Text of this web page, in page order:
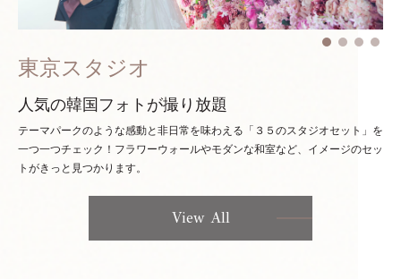
東京スタジオ
人気の韓国フォトが撮り放題
テーマパークのような感動と非日常を味わえる「３５のスタジオセット」を
一つ一つチェック！ フラワーウォールやモダンな和室など、イメージのセッ
トがきっと見つかります。
View All